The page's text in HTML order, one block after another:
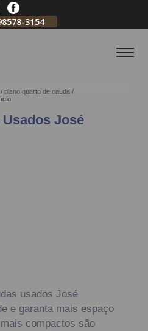
3154
piano quarto de cauda
José
usados José
e garanta mais espaço
compactos são